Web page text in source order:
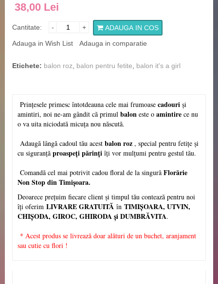
38,00 Lei
Cantitate: - +
ADAUGA IN COS
Adauga in Wish List
Adauga in comparatie
Etichete: balon roz balon pentru fetite balon it's a girl
Prințesele primesc întotdeauna cele mai frumoase cadouri și
amintiri, noi ne-am gândit că primul balon este o amintire ce nu
o va uita niciodată micuța nou născută.
Adaugă lângă cadoul tău acest balon roz , special pentru fetițe și
cu siguranță proaspeți părinți îți vor mulțumi pentru gestul tău.
Comandă cel mai potrivit cadou floral de la singură Florărie
Non Stop din Timișoara.
Deoarece prețuim fiecare client și timpul tău contează pentru noi
îți oferim LIVRARE GRATUITĂ în TIMIȘOARA, UTVIN,
CHIȘODA, GIROC, GHIRODA și DUMBRĂVITA.
* Acest produs se livrează doar alături de un buchet, aranjament
sau cutie cu flori !